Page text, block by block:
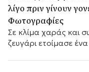
λίγο πριν γίνουν
Φωτογραφίες
Σε κλίμα χαράς και
ζευγάρι ετοίμασε